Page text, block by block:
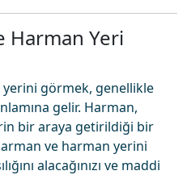
Harman Yeri
görmek, genellikle
gelir. Harman,
bir araya getirildiği bir
ve harman yerini
alacağınızı ve maddi